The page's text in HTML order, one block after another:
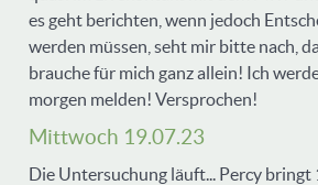
es geht berichten, wenn jedoch
werden müssen, seht mir bitte nach,
brauche für mich ganz allein! Ich
morgen melden! Versprochen!
Mittwoch 19.07.23
Die Untersuchung läuft... Percy bringt